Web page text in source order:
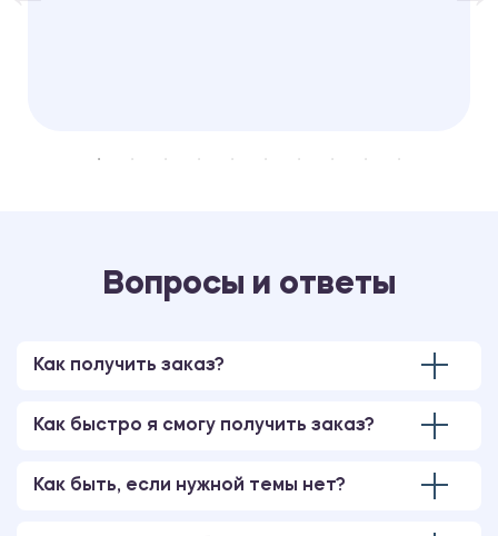
Вопросы и ответы
Как получить заказ?
Как быстро я смогу получить заказ?
Как быть, если нужной темы нет?